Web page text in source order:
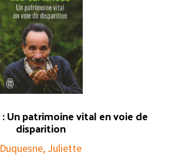
Un patrimoine vital en voie de
disparition
Duquesne, Juliette